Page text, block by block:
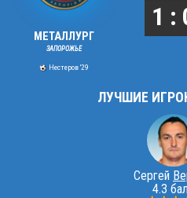
МЕТАЛЛУРГ
ЗАПОРОЖЬЕ
Нестеров '29
1 :
ЛУЧШИЕ
Сергей
4.3